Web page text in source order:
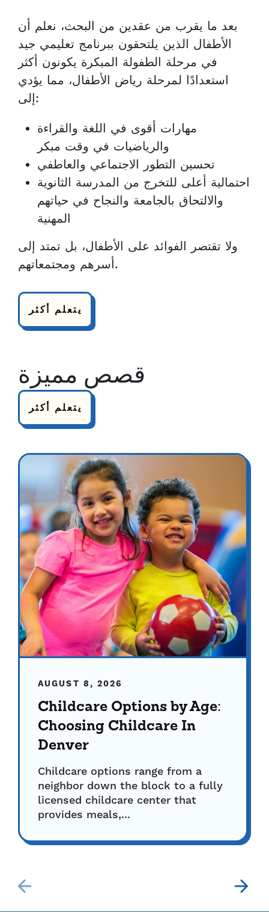
بعد ما يقرب من عقدين من البحث، نعلم أن
الأطفال الذين يلتحقون ببرنامج تعليمي جيد
في مرحلة الطفولة المبكرة يكونون أكثر
استعدادًا لمرحلة رياض الأطفال، مما يؤدي
إلى:
مهارات أقوى في اللغة والقراءة
والرياضيات في وقت مبكر
تحسين التطور الاجتماعي والعاطفي
احتمالية أعلى للتخرج من المدرسة الثانوية
والالتحاق بالجامعة والنجاح في حياتهم
المهنية
ولا تقتصر الفوائد على الأطفال، بل تمتد إلى
أسرهم ومجتمعاتهم.
يتعلم أكثر
قصص مميزة
يتعلم أكثر
AUGUST 8, 2026
Childcare Options by Age:
Choosing Childcare In
Denver
Childcare options range from a
neighbor down the block to a fully
licensed childcare center that
provides meals,...